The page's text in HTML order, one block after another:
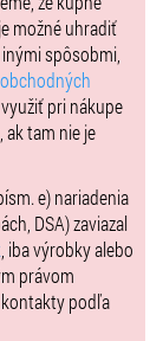
možné uhradiť
spôsobmi,
pri nákupe
, ak tam nie je
e) nariadenia
DSA) zaviazal
, iba výrobky alebo
právom
podľa